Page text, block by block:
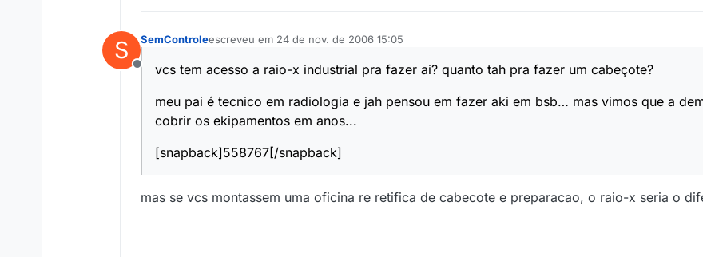
S
Offline
SemControleescreveu em 24 de nov. de 2006 15:05
última edição por
vcs tem acesso a raio-x industrial pra fazer ai? quanto tah pra fazer um cabeçote?
meu pai é tecnico em radiologia e jah pensou em fazer aki em bsb… mas vimos que a
cobrir os ekipamentos em anos...
[snapback]558767[/snapback]
mas se vcs montassem uma oficina re retifica de cabecote e preparacao, o raio-x seria o